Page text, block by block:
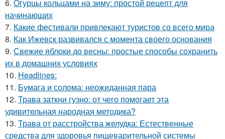
6. Огурцы кольцами на зиму: простой рецепт для
начинающих
7. Какие фестивали привлекают туристов со всего мира
8. Как Ижевск развивался с момента своего основания
9. Свежие яблоки до весны: простые способы сохранить
их в домашних условиях
10. Headlines:
11. Бумага и солома: неожиданная пара
12. Трава заткни гузно: от чего помогает эта
удивительная народная методика?
13. Трава от расстройства желудка: Естественные
средства для здоровья пищеварительной системы